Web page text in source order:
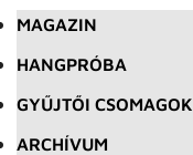
MAGAZIN
HANGPRÓBA
GYŰJTŐI CSOMAGOK
ARCHÍVUM